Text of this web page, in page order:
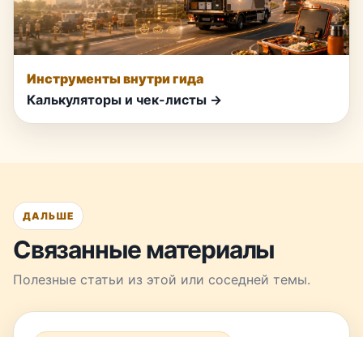
Инструменты внутри гида
Калькуляторы и чек-листы →
ДАЛЬШЕ
Связанные материалы
Полезные статьи из этой или соседней темы.